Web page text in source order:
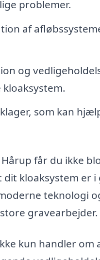
problemer.
af
og
som kan
får du ikke
kloaksystem er
teknologi
gravearbejder.
kun handler om